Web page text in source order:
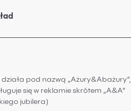
pod nazwą „Ażury&Abażury”,
się w reklamie skrótem „A&A”
jubilera)